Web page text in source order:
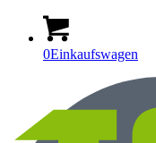
0Einkaufswagen